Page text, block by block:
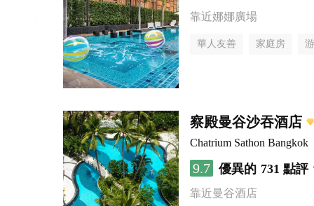
靠近娜娜廣場
華人友善 家庭房
察殿曼谷沙吞酒店
Chatrium Sathon Bangkok
9.7 優異的 731 點評
靠近曼谷酒店